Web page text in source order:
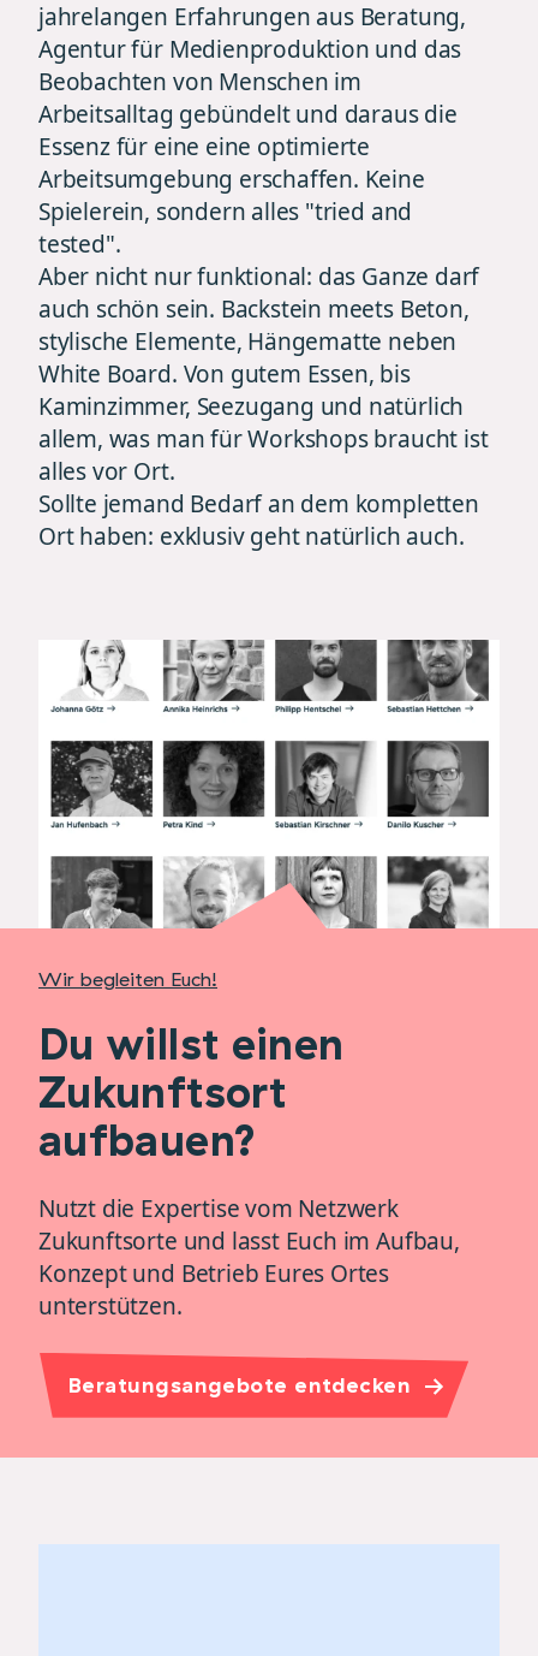
jahrelangen Erfahrungen aus Beratung,
Agentur für Medienproduktion und das
Beobachten von Menschen im
Arbeitsalltag gebündelt und daraus die
Essenz für eine eine optimierte
Arbeitsumgebung erschaffen. Keine
Spielerein, sondern alles "tried and
tested".
Aber nicht nur funktional: das Ganze darf
auch schön sein. Backstein meets Beton,
stylische Elemente, Hängematte neben
White Board. Von gutem Essen, bis
Kaminzimmer, Seezugang und natürlich
allem, was man für Workshops braucht ist
alles vor Ort.
Sollte jemand Bedarf an dem kompletten
Ort haben: exklusiv geht natürlich auch.
Wir begleiten Euch!
Du willst einen
Zukunftsort
aufbauen?
Nutzt die Expertise vom Netzwerk
Zukunftsorte und lasst Euch im Aufbau,
Konzept und Betrieb Eures Ortes
unterstützen.
Beratungsangebote entdecken